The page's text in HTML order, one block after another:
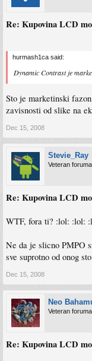
Re: Kupovina LCD
hurmash1ca said:
Dynamic Contrast je
Sto je marketinski
zavisnosti od slike na
Dec 15, 2008
Stevie_Ray
Veteran foruma
Re: Kupovina LCD
WTF, fora ti? :lol: :lol:
Ne da je slicno PMPO
sve suprotno od onog
Dec 15, 2008
Neo
Veteran foruma
Re: Kupovina LCD